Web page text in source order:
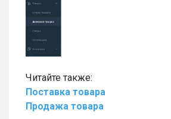
Читайте также:
Поставка товара
Продажа товара